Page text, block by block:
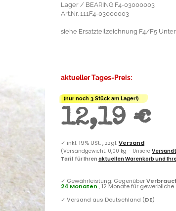
Lager / BEARING F4-03000003
Art.Nr. 111F4-03000003
siehe Ersatzteilzeichnung F4/F5
aktueller Tages-Preis:
(nur noch 3 Stück am Lager!)
12,19 €
✓ inkl. 19% USt. , zzgl.Versand
(Versandgewicht: 0,00 kg - Unsere
Tarif für Ihren aktuellen Warenkorb und
✓ Gewährleistung: Gegenüber
24 Monaten , 12 Monate für gewerbliche
✓ Versand aus Deutschland (DE)